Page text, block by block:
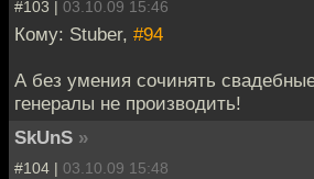
#103 | 03.10.09 15:46
Кому: Stuber, #94
А без умения сочинять
генералы не производить!
SkUnS »
#104 | 03.10.09 15:48